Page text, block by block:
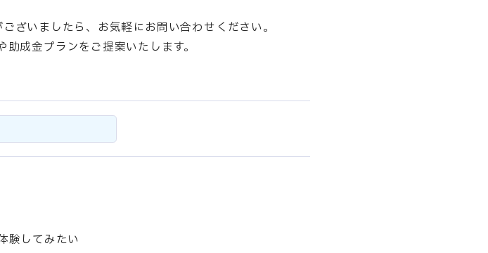
ップLMS &IT
ンサイト研修」
ビス
ざいましたら、お気軽にお問い合わせください。
成金プランをご提案いたします。
験してみたい